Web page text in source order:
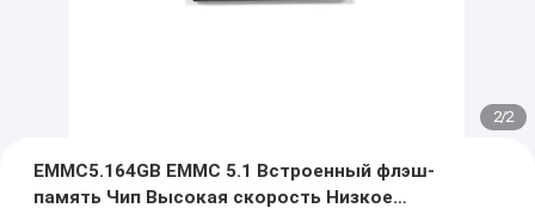
2/2
EMMC5.164GB EMMC 5.1 Встроенный флэш-
память Чип Высокая скорость Низкое